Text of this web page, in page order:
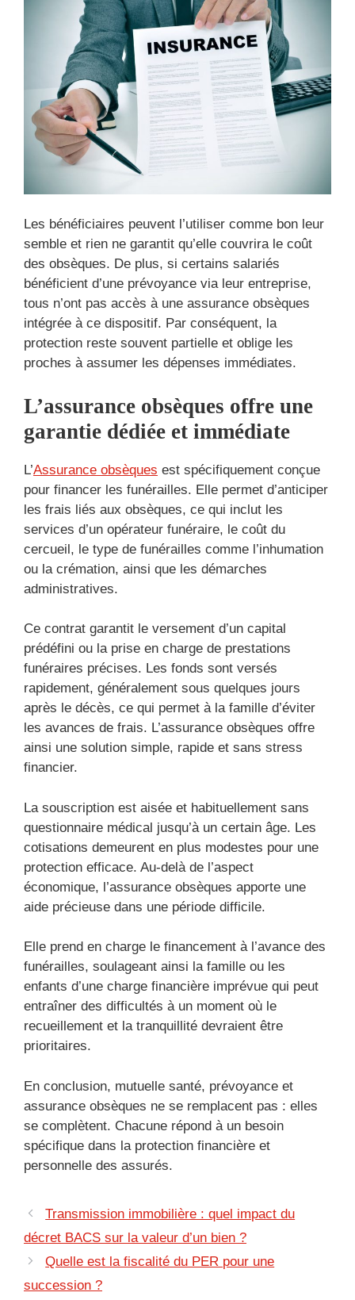
Les bénéficiaires peuvent l’utiliser comme bon leur
semble et rien ne garantit qu’elle couvrira le coût
des obsèques. De plus, si certains salariés
bénéficient d’une prévoyance via leur entreprise,
tous n’ont pas accès à une assurance obsèques
intégrée à ce dispositif. Par conséquent, la
protection reste souvent partielle et oblige les
proches à assumer les dépenses immédiates.
L’assurance obsèques offre une
garantie dédiée et immédiate
L’Assurance obsèques est spécifiquement conçue
pour financer les funérailles. Elle permet d’anticiper
les frais liés aux obsèques, ce qui inclut les
services d’un opérateur funéraire, le coût du
cercueil, le type de funérailles comme l’inhumation
ou la crémation, ainsi que les démarches
administratives.
Ce contrat garantit le versement d’un capital
prédéfini ou la prise en charge de prestations
funéraires précises. Les fonds sont versés
rapidement, généralement sous quelques jours
après le décès, ce qui permet à la famille d’éviter
les avances de frais. L’assurance obsèques offre
ainsi une solution simple, rapide et sans stress
financier.
La souscription est aisée et habituellement sans
questionnaire médical jusqu’à un certain âge. Les
cotisations demeurent en plus modestes pour une
protection efficace. Au-delà de l’aspect
économique, l’assurance obsèques apporte une
aide précieuse dans une période difficile.
Elle prend en charge le financement à l’avance des
funérailles, soulageant ainsi la famille ou les
enfants d’une charge financière imprévue qui peut
entraîner des difficultés à un moment où le
recueillement et la tranquillité devraient être
prioritaires.
En conclusion, mutuelle santé, prévoyance et
assurance obsèques ne se remplacent pas : elles
se complètent. Chacune répond à un besoin
spécifique dans la protection financière et
personnelle des assurés.
Transmission immobilière : quel impact du
décret BACS sur la valeur d’un bien ?
Quelle est la fiscalité du PER pour une
succession ?